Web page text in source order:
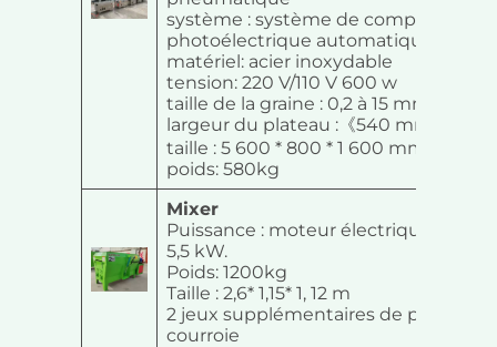
système : système de comptage
photoélectrique automatique
matériel: acier inoxydable
tension: 220 V/110 V 600 w
taille de la graine : 0,2 à 15 mm
largeur du plateau :《540 mm
taille : 5 600 * 800 * 1 600 mm
poids: 580kg
Mixer
Puissance : moteur électrique 5,5 kW
5,5 kW.
Poids: 1200kg
Taille : 2,6* 1,15* 1, 12 m
2 jeux supplémentaires de poulie et
courroie